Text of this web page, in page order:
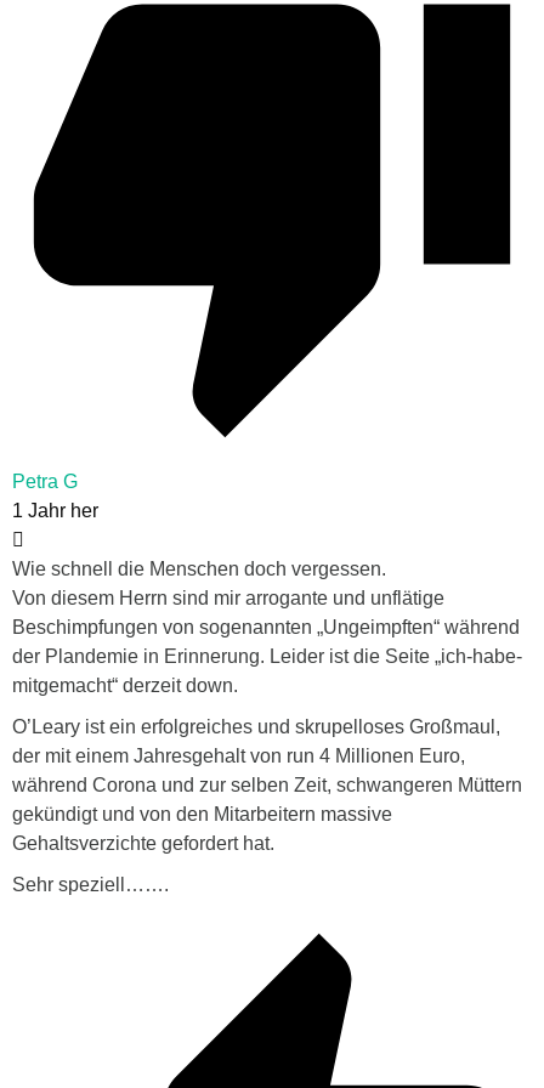
Petra G
1 Jahr her
Wie schnell die Menschen doch vergessen.
Von diesem Herrn sind mir arrogante und unflätige
Beschimpfungen von sogenannten „Ungeimpften“ während
der Plandemie in Erinnerung. Leider ist die Seite „ich-habe-
mitgemacht“ derzeit down.
O’Leary ist ein erfolgreiches und skrupelloses Großmaul,
der mit einem Jahresgehalt von run 4 Millionen Euro,
während Corona und zur selben Zeit, schwangeren Müttern
gekündigt und von den Mitarbeitern massive
Gehaltsverzichte gefordert hat.
Sehr speziell…….